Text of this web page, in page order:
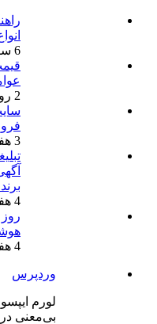
6 ساعت پیش
2 روز پیش
3 هفته پیش
4 هفته پیش
4 هفته پیش
وردپرس
لورم
بی‌معنی